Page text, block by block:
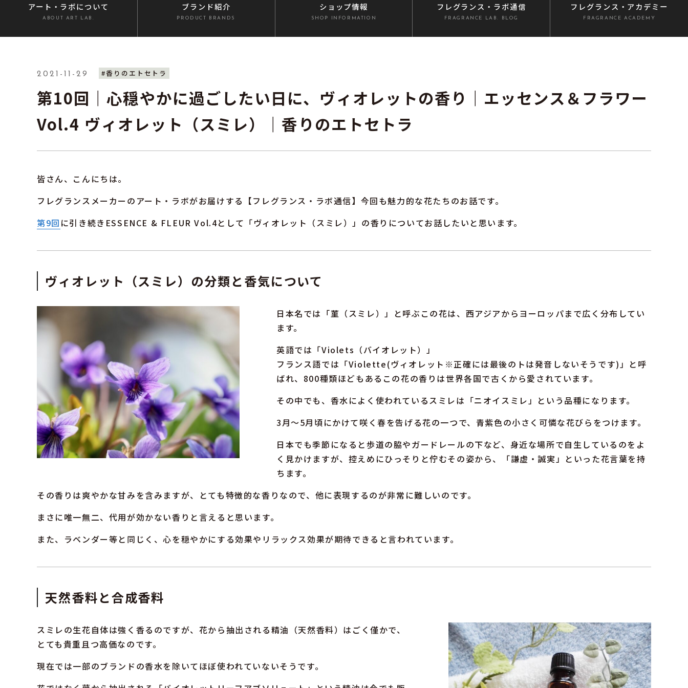
アート・ラボについて
ABOUT ART LAB.
ブランド紹介
PRODUCT BRANDS
ショップ情報
SHOP INFORMATION
フレグランス ・ラボ通信
FRAGRANCE LAB. BLOG
フレグランス ・アカデミー
FRAGRANCE ACADEMY
2021-11-29 #香りのエトセトラ
第10回｜心穏やかに過ごしたい日に、ヴィオレットの香り｜エッセンス＆フラワー
Vol.4 ヴィオレット（スミレ）｜香りのエトセトラ
皆さん、こんにちは。
フレグランスメーカーのアート・ラボがお届けする【フレグランス・ラボ通信】今回も魅力的な花たちのお話です。
第9回 に引き続きESSENCE & FLEUR Vol.4として「ヴィオレット（スミレ）」の香りについてお話したいと思います。
ヴィオレット（スミレ）の分類と香気について
日本名では「菫（スミレ）」と呼ぶこの花は、西アジアからヨーロッパまで広く分布してい
ます。
英語では「Violets（バイオレット）」
フランス語では「Violette(ヴィオレット※正確には最後のトは発音しないそうです)」と呼
ばれ、800種類ほどもあるこの花の香りは世界各国で古くから愛されています。
その中でも、香水によく使われているスミレは「ニオイスミレ」という品種になります。
3月～5月頃にかけて咲く春を告げる花の一つで、青紫色の小さく可憐な花びらをつけます。
日本でも季節になると歩道の脇やガードレールの下など、身近な場所で自生しているのをよ
く見かけますが、控えめにひっそりと佇むその姿から、「謙虚・誠実」といった花言葉を持
ちます。
その香りは爽やかな甘みを含みますが、とても特徴的な香りなので、他に表現するのが非常に難しいのです。
まさに唯一無二、代用が効かない香りと言えると思います。
また、ラベンダー等と同じく、心を穏やかにする効果やリラックス効果が期待できると言われています。
天然香料と合成香料
スミレの生花自体は強く香るのですが、花から抽出される精油（天然香料）はごく僅かで、
とても貴重且つ高価なのです。
現在では一部のブランドの香水を除いてほぼ使われていないそうです。